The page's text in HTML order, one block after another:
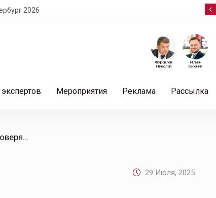
2026
Ильин
Евгений
Журавлев
Николай
Мероприятия Реклама Рассылка
/ «Цифровым» страховщикам доверяют 58% россиян
29 Июля, 2025